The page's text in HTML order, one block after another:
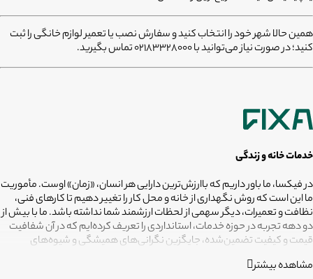
همین حالا شهر خود را انتخاب کنید و سفارش نصب یا تعمیر لوازم خانگی را ثبت
کنید؛ در صورت نیاز می‌توانید با 02183328000 تماس بگیرید.
خدمات خانه و زندگی
در فیکسا، ما باور داریم که باارزش‌ترین دارایی هر انسان، «زمان» اوست. مأموریت
ما این است که روش نگهداری از خانه و محل کار را تغییر دهیم تا کارهای فنی،
نظافت و تعمیرات، دیگر سهمی از لحظات ارزشمند شما نداشته باشد. ما با بیش از
دو دهه تجربه در حوزه خدمات، استانداردی را تعریف کرده‌ایم که در آن شفافیت
قیمت و کیفیت تضمین‌شده، جایگزین نگرانی‌های همیشگی و شیوه‌های
غیرقابل‌اطمینان شده است. تعهد ما این است که مسئولیت کارهای شما را به
متخصصانی بسپاریم که از فیلترهای سخت‌گیرانه رد شده‌اند تا نتیجه نهایی،
مشاهده بیشتر